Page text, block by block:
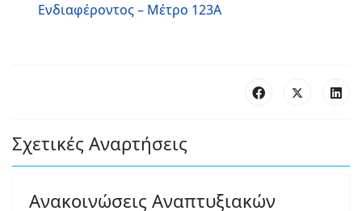
Ενδιαφέροντος – Μέτρο 123A
Σχετικές Αναρτήσεις
Ανακοινώσεις Αναπτυξιακών